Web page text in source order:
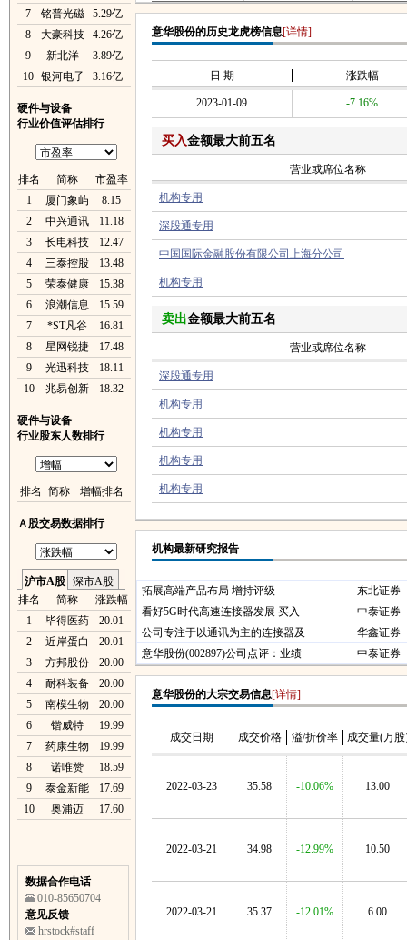
7
铭普光磁
5.29亿
8
大豪科技
4.26亿
9
新北洋
3.89亿
10 银河电子 3.16亿
硬件与设备
行业价值评估排行
排名 简称
市盈率
1
厦门象屿
8.15
2
中兴通讯
11.18
3
长电科技
12.47
4
三泰控股
13.48
5
荣泰健康
15.38
6
浪潮信息
15.59
7
*ST凡谷
16.81
8
星网锐捷
17.48
9
光迅科技
18.11
10
兆易创新 18.32
硬件与设备
行业股东人数排行
排名 简称 增幅排名
Ａ股交易数据排行
沪市A股 深市A股
排名
简称
涨跌幅
1
毕得医药
20.01
2
近岸蛋白
20.01
3
方邦股份
20.00
4
耐科装备
20.00
5
南模生物
20.00
6
锴威特
19.99
7
药康生物
19.99
8
诺唯赞
18.59
9
泰金新能
17.69
10
奥浦迈 17.60
数据合作电话
010-85650704
意见反馈
hrstock#staff
意华股份的历史龙虎榜信息[详情]
日 期 涨跌幅
2023-01-09 -7.16%
买入金额最大前五名
营业或席位名称
机构专用
深股通专用
中国国际金融股份有限公司上海分公司
机构专用
卖出金额最大前五名
营业或席位名称
深股通专用
机构专用
机构专用
机构专用
机构专用
机构最新研究报告
拓展高端产品布局 增持评级
东北证券
看好5G时代高速连接器发展 买入
中泰证券
公司专注于以通讯为主的连接器及
华鑫证券
意华股份(002897)公司点评：业绩
中泰证券
意华股份的大宗交易信息[详情]
成交日期 成交价格 溢/折价率 成交量(万股
2022-03-23 35.58 -10.06% 13.00
2022-03-21 34.98 -12.99% 10.50
2022-03-21 35.37 -12.01% 6.00